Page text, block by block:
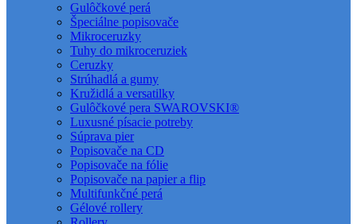
Gulôčkové perá
Špeciálne popisovače
Mikroceruzky
Tuhy do mikroceruziek
Ceruzky
Strúhadlá a gumy
Kružidlá a versatilky
Gulôčkové pera SWAROVSKI®
Luxusné písacie potreby
Súprava pier
Popisovače na CD
Popisovače na fólie
Popisovače na papier a flip
Multifunkčné perá
Gélové rollery